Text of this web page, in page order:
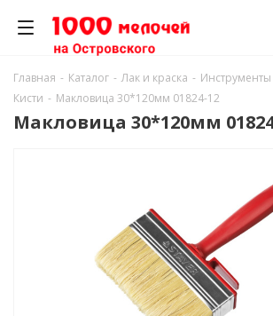
Главная - Каталог - Лак и краска -
Кисти - Макловица 30*120мм 01824-12
Макловица 30*120мм